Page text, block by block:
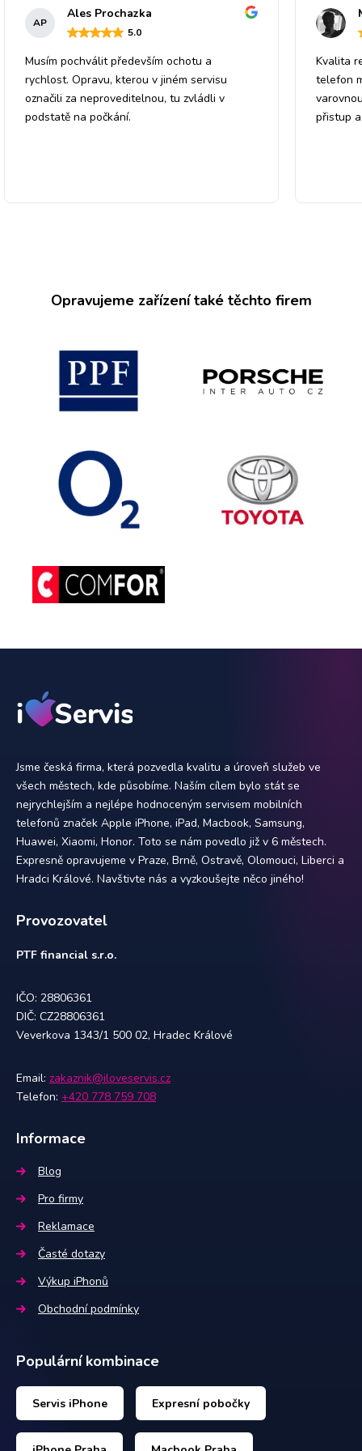
AP
Ales Prochazka
5.0
Musím pochválit především ochotu a
rychlost. Opravu, kterou v jiném servisu
označili za neproveditelnou, tu zvládli v
podstatě na počkání.
Kvalita
telefon
přistup
Opravujeme zařízení také těchto firem
Jsme česká firma, která pozvedla kvalitu a úroveň služeb ve
všech městech, kde působíme. Naším cílem bylo stát se
nejrychlejším a nejlépe hodnoceným servisem mobilních
telefonů značek Apple iPhone, iPad, Macbook, Samsung,
Huawei, Xiaomi, Honor. Toto se nám povedlo již v 6 městech.
Expresně opravujeme v Praze, Brně, Ostravě, Olomouci, Liberci a
Hradci Králové. Navštivte nás a vyzkoušejte něco jiného!
Provozovatel
PTF financial s.r.o.
IČO: 28806361
DIČ: CZ28806361
Veverkova 1343/1 500 02, Hradec Králové
Email: zakaznik@iloveservis.cz
Telefon: +420 778 759 708
Informace
Blog
Pro firmy
Reklamace
Časté dotazy
Výkup iPhonů
Obchodní podmínky
Populární kombinace
Servis iPhone Expresní pobočky